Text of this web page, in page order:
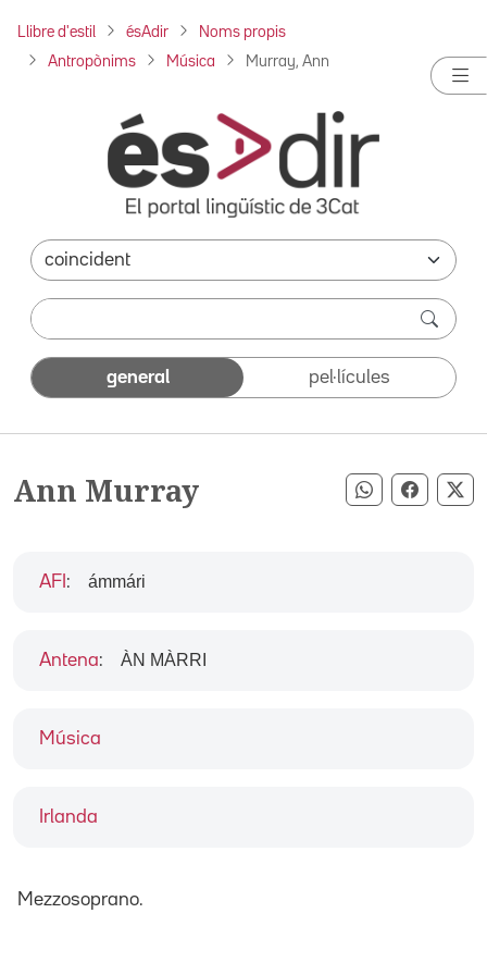
Llibre d'estil ésAdir Noms propis
Antropònims Música Murray, Ann
general pel·lícules
Ann Murray Compartir
Música
Irlanda
AFI : ámmári
Antena: ÀN MÀRRI
Mezzosoprano.